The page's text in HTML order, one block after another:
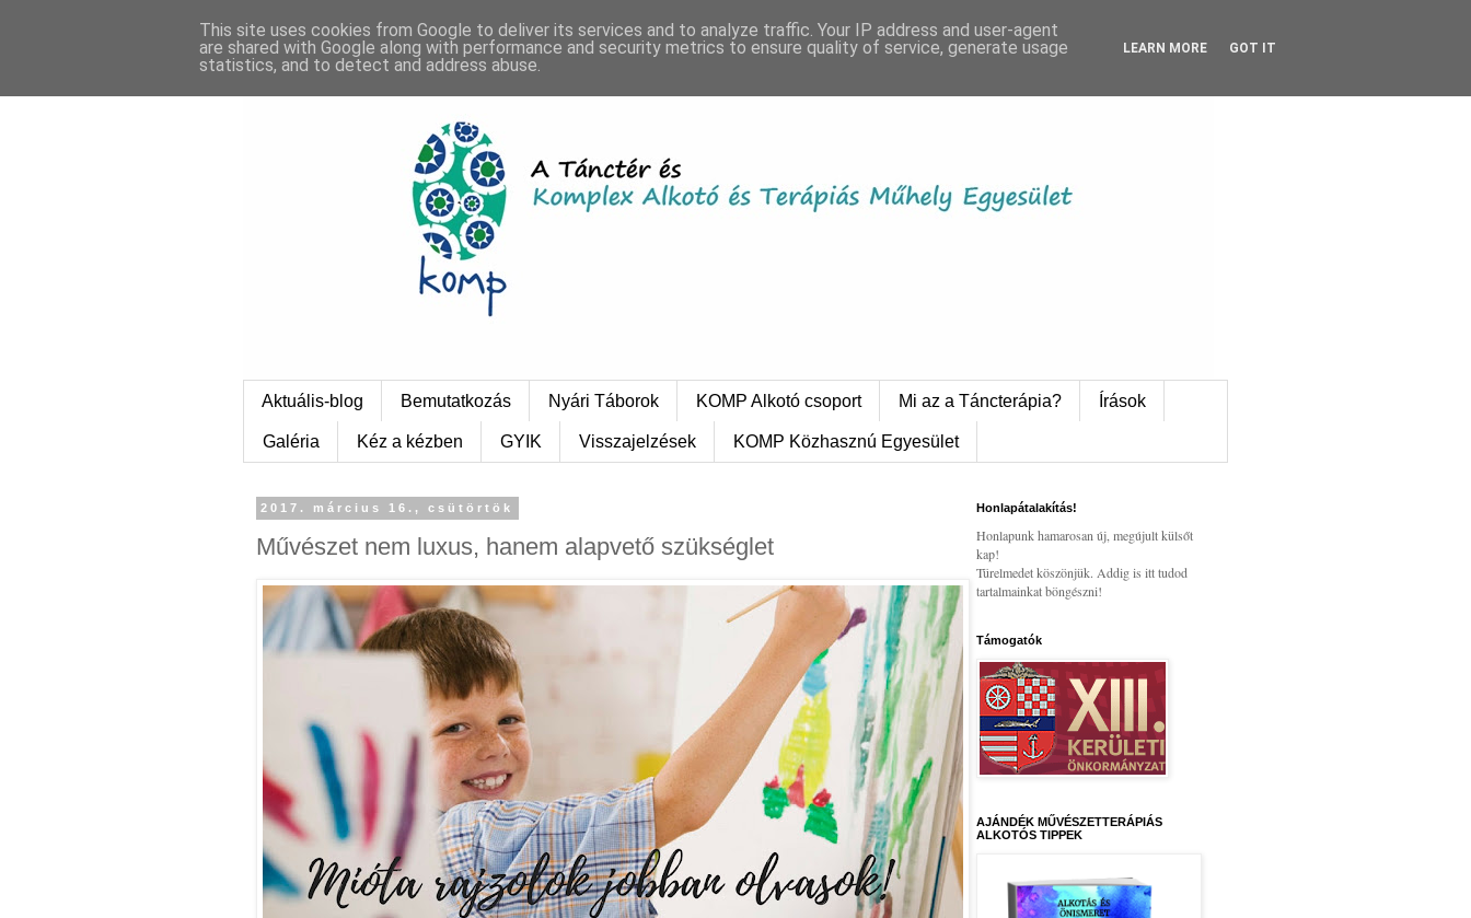
Aktuális-blog Bemutatkozás Nyári Táborok KOMP Alkotó csoport Mi az a Táncterápia? Írások
Galéria Kéz a kézben GYIK Visszajelzések KOMP Közhasznú Egyesület
2017. március 16., csütörtök
Művészet nem luxus, hanem alapvető szükséglet
Honlapátalakítás!
Honlapunk hamarosan új, megújult külsőt
kap!
Türelmedet köszönjük. Addig is itt tudod
tartalmainkat böngészni!
Támogatók
AJÁNDÉK MŰVÉSZETTERÁPIÁS
ALKOTÓS TIPPEK
This site uses cookies from Google to deliver its services and to analyze traffic. Your IP address and user-agent
are shared with Google along with performance and security metrics to ensure quality of service, generate usage
statistics, and to detect and address abuse.
LEARN MORE GOT IT